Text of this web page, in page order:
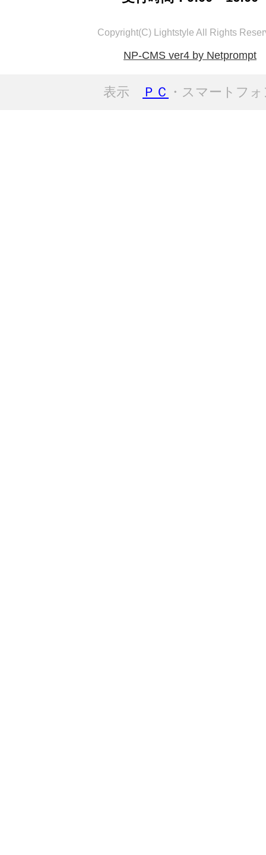
Copyright(C) Lightstyle All Rights
NP-CMS ver4 by Netprompt
表示 ＰＣ ・スマートフ